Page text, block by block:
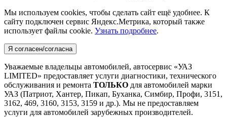
Мы используем cookies, чтобы сделать сайт ещё удобнее. К
сайту подключен сервис Яндекс.Метрика, который также
использует файлы cookie. Узнать подробнее.
Я согласен/согласна
Уважаемые владельцы автомобилей, автосервис «УАЗ
LIMITED» предоставляет услуги диагностики, технического
обслуживания и ремонта ТОЛЬКО для автомобилей марки
УАЗ (Патриот, Хантер, Пикап, Буханка, Симбир, Профи, 3151,
3162, 469, 3160, 3153, 3159 и др.). Мы не предоставляем
услуги для автомобилей зарубежных производителей.